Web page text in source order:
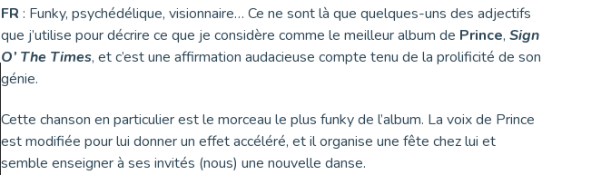
FR : Funky, psychédélique, visionnaire… Ce ne sont là que quelques-uns des adjectifs
que j’utilise pour décrire ce que je considère comme le meilleur album de Prince, Sign
O’ The Times, et c’est une affirmation audacieuse compte tenu de la prolificité de son
génie.
Cette chanson en particulier est le morceau le plus funky de l’album. La voix de Prince
est modifiée pour lui donner un effet accéléré, et il organise une fête chez lui et
semble enseigner à ses invités (nous) une nouvelle danse.